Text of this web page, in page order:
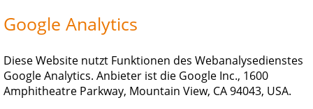
Google Analytics
Diese Website nutzt Funktionen des Webanalysedienstes
Google Analytics. Anbieter ist die Google Inc., 1600
Amphitheatre Parkway, Mountain View, CA 94043, USA.